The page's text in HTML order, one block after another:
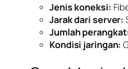
Jenis koneksi:
Jarak dari server:
Jumlah
Kondisi jaringan: